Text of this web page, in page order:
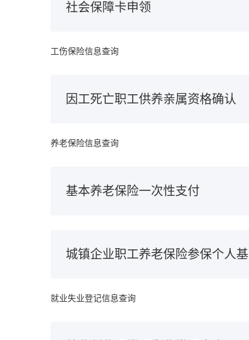
社会保障卡申领
工伤保险信息查询
因工死亡职工供养亲属资格确认
养老保险信息查询
基本养老保险一次性支付
就业失业登记信息查询